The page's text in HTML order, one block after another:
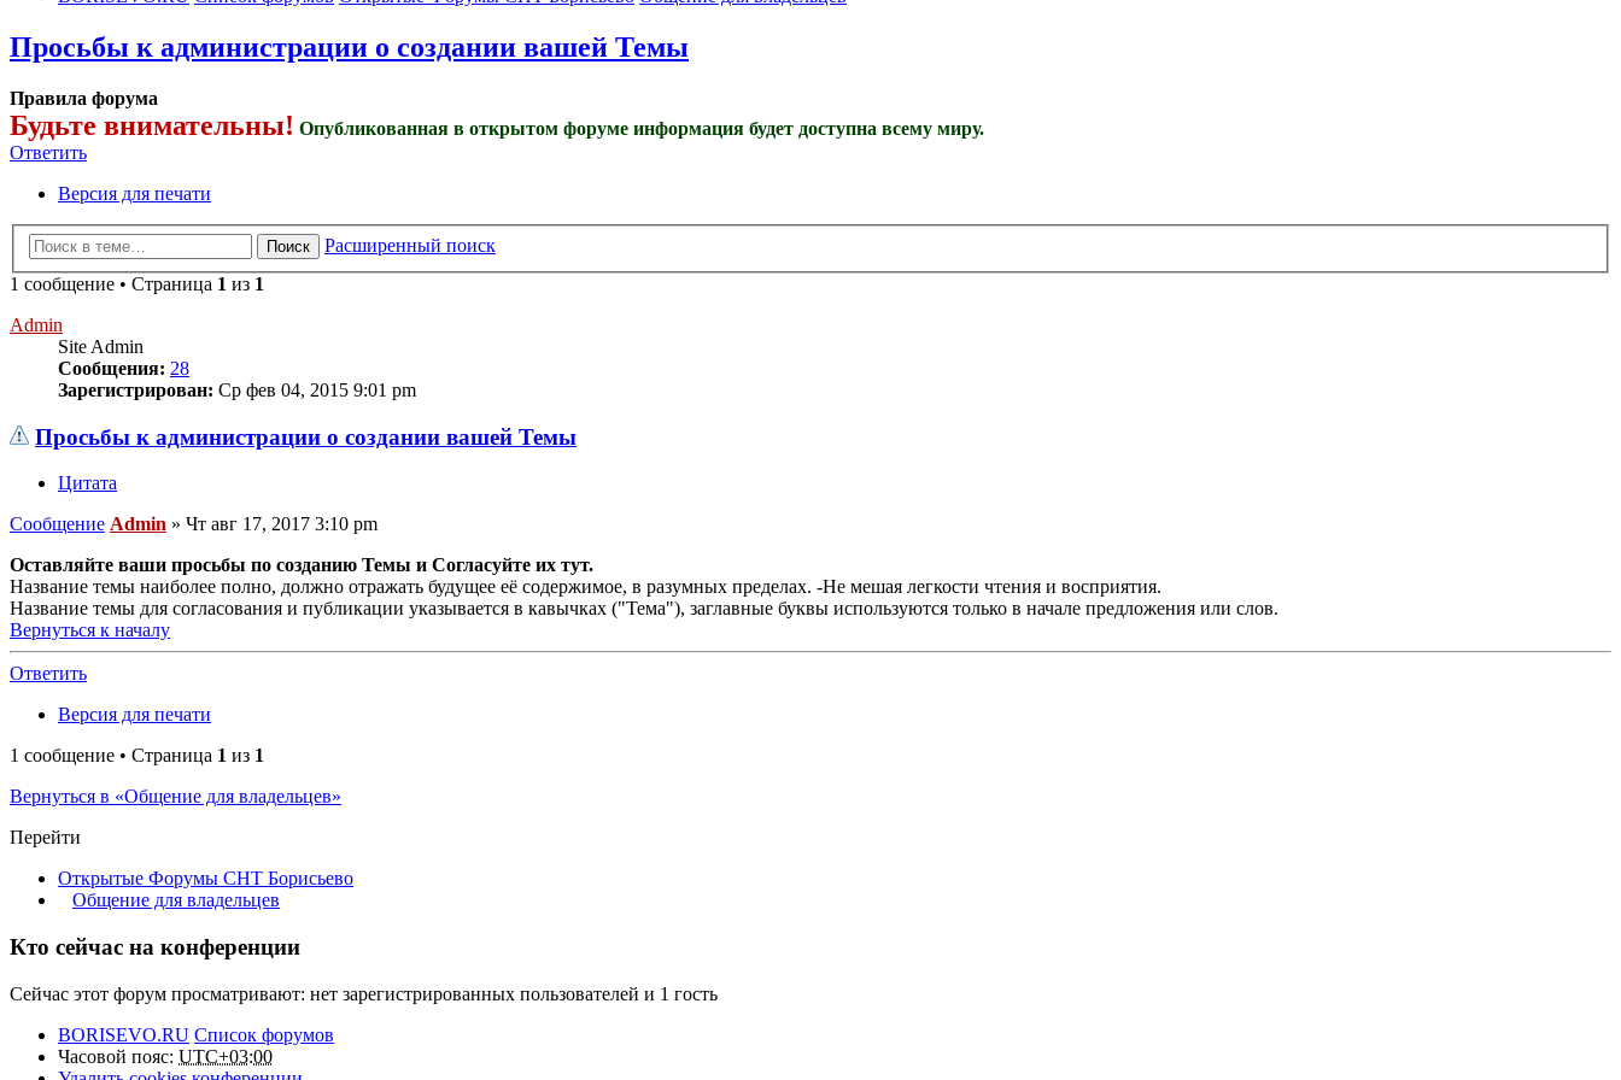
Просьбы к администрации о создании вашей Темы
Правила форума
Будьте внимательны! Опубликованная в открытом форуме информация будет доступна всему миру.
Ответить
Версия для печати
Поиск
Расширенный поиск
1 сообщение • Страница 1 из 1
Admin
Site Admin
Сообщения: 28
Зарегистрирован: Ср фев 04, 2015 9:01 pm
Просьбы к администрации о создании вашей Темы
Цитата
Сообщение Admin » Чт авг 17, 2017 3:10 pm
Оставляйте ваши просьбы по созданию Темы и Согласуйте их тут.
Название темы наиболее полно, должно отражать будущее её содержимое, в разумных пределах. -Не мешая легкости чтения и восприятия.
Название темы для согласования и публикации указывается в кавычках ("Тема"), заглавные буквы используются только в начале предложения или слов.
Вернуться к началу
Ответить
Версия для печати
1 сообщение • Страница 1 из 1
Вернуться в «Общение для владельцев»
Перейти
Открытые Форумы СНТ Борисьево
Общение для владельцев
Кто сейчас на конференции
Сейчас этот форум просматривают: нет зарегистрированных пользователей и 1 гость
BORISEVO.RU Список форумов
Часовой пояс: UTC+03:00